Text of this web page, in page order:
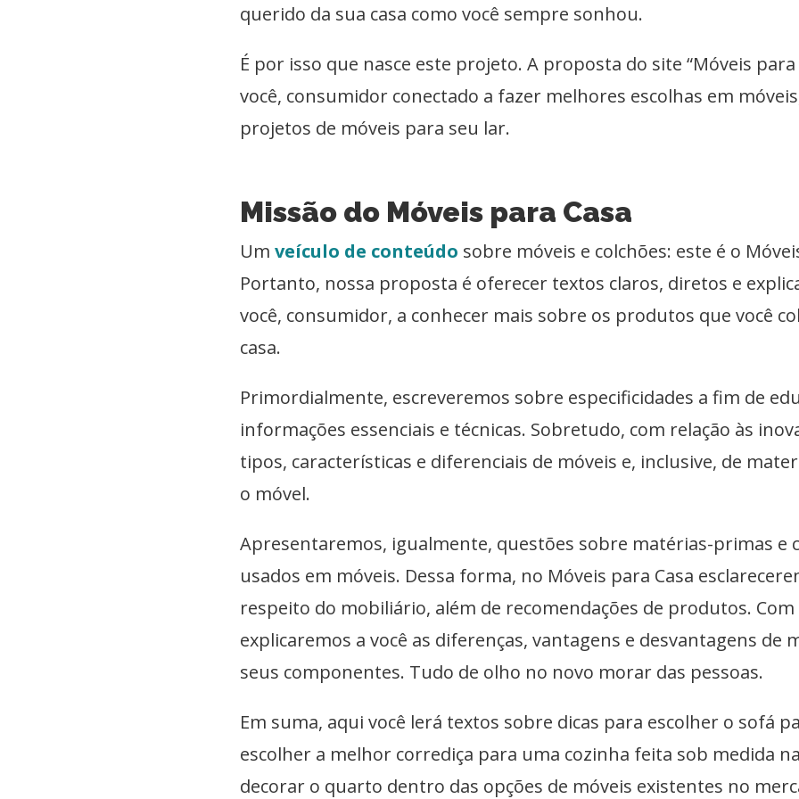
querido da sua casa como você sempre sonhou.
É por isso que nasce este projeto. A proposta do site “Móveis para
você, consumidor conectado a fazer melhores escolhas em
projetos de móveis para seu lar.
Missão do Móveis para Casa
Um veículo de conteúdo sobre móveis e colchões: este é o
Portanto, nossa proposta é oferecer textos claros, diretos e
você, consumidor, a conhecer mais sobre os produtos que você
casa.
Primordialmente, escreveremos sobre especificidades a fim de
informações essenciais e técnicas. Sobretudo, com relação às
tipos, características e diferenciais de móveis e, inclusive, de
o móvel.
Apresentaremos, igualmente, questões sobre matérias-primas e
usados em móveis. Dessa forma, no Móveis para Casa
respeito do mobiliário, além de recomendações de produtos.
explicaremos a você as diferenças, vantagens e desvantagens de
seus componentes. Tudo de olho no novo morar das pessoas.
Em suma, aqui você lerá textos sobre dicas para escolher o sofá
escolher a melhor corrediça para uma cozinha feita sob medida
decorar o quarto dentro das opções de móveis existentes no